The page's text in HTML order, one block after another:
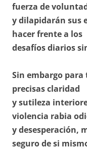
fuerza de
y dilapidarán sus
hacer frente a los
desafíos diarios
Sin embargo
precisas claridad
y sutileza
violencia rabia
y desesperación,
seguro de si